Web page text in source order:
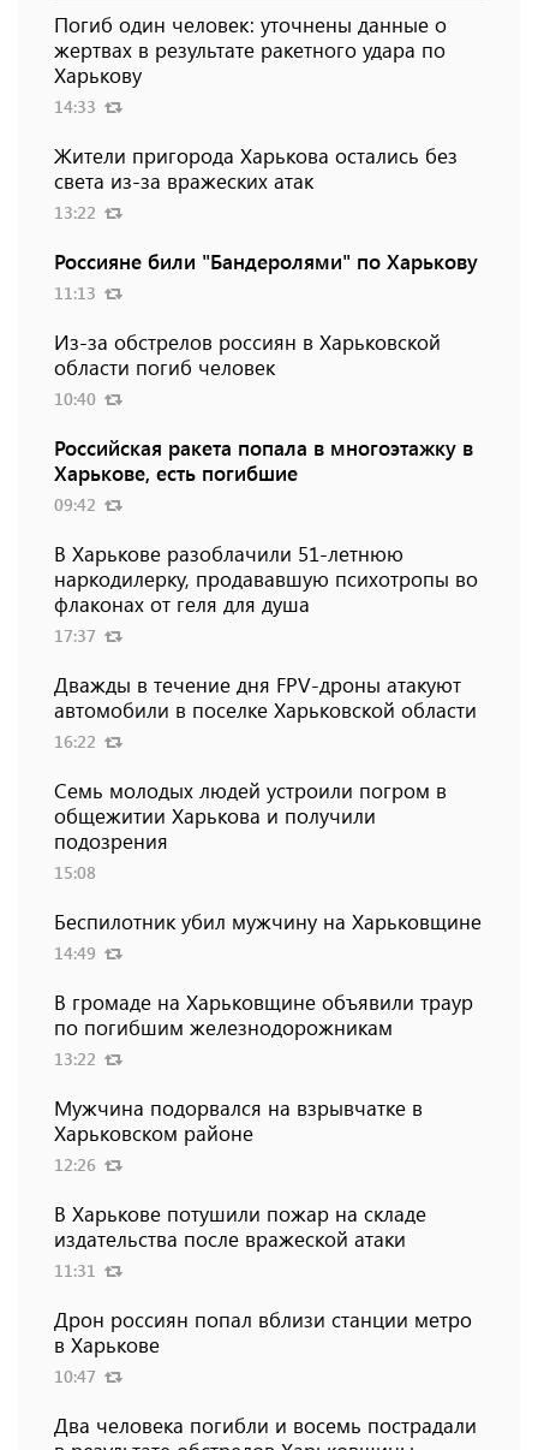
Погиб один человек: уточнены данные о
жертвах в результате ракетного удара по
Харькову
14:33
Жители пригорода Харькова остались без
света из-за вражеских атак
13:22
Россияне били "Бандеролями" по Харькову
11:13
Из-за обстрелов россиян в Харьковской
области погиб человек
10:40
Российская ракета попала в многоэтажку в
Харькове, есть погибшие
09:42
В Харькове разоблачили 51-летнюю
наркодилерку, продававшую психотропы во
флаконах от геля для душа
17:37
Дважды в течение дня FPV-дроны атакуют
автомобили в поселке Харьковской области
16:22
Семь молодых людей устроили погром в
общежитии Харькова и получили
подозрения
15:08
Беспилотник убил мужчину на Харьковщине
14:49
В громаде на Харьковщине объявили траур
по погибшим железнодорожникам
13:22
Мужчина подорвался на взрывчатке в
Харьковском районе
12:26
В Харькове потушили пожар на складе
издательства после вражеской атаки
11:31
Дрон россиян попал вблизи станции метро
в Харькове
10:47
Два человека погибли и восемь пострадали